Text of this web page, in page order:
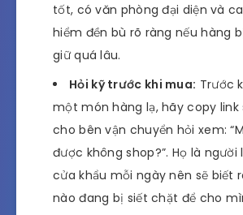
tốt, có văn phòng đại diện và
hiểm đền bù rõ ràng nếu hàng
giữ quá lâu.
Hỏi kỹ trước khi mua: Trước
một món hàng lạ, hãy copy link
cho bên vận chuyển hỏi xem:
được không shop?”. Họ là
cửa khẩu mỗi ngày nên sẽ biết
nào đang bị siết chặt để cho